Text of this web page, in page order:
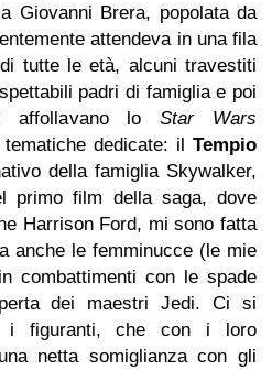
Giovanni Brera, popolata da
attendeva in una fila
tutte le età, alcuni travestiti
padri di famiglia e poi
affollavano loStar Wars
dedicate: il Tempio
della famiglia Skywalker,
primo film della saga, dove
Harrison Ford, mi sono fatta
anche le femminucce (le mie
combattimenti con le spade
dei maestri Jedi. Ci si
i figuranti, che con i loro
netta somiglianza con gli